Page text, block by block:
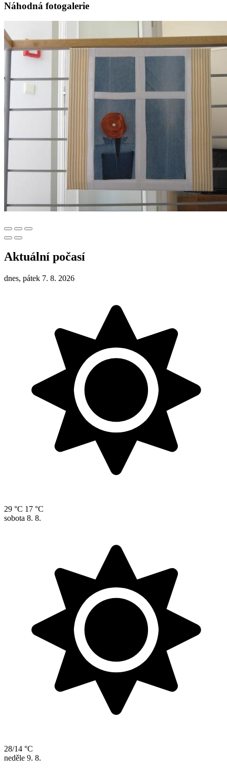
Náhodná fotogalerie
Aktuální počasí
dnes, pátek 7. 8. 2026
29 °C 17 °C
sobota 8. 8.
28/14 °C
neděle 9. 8.